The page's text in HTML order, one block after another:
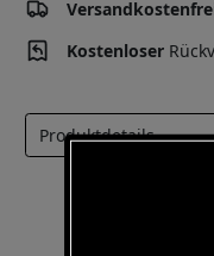
Kostenloser
Select a tab